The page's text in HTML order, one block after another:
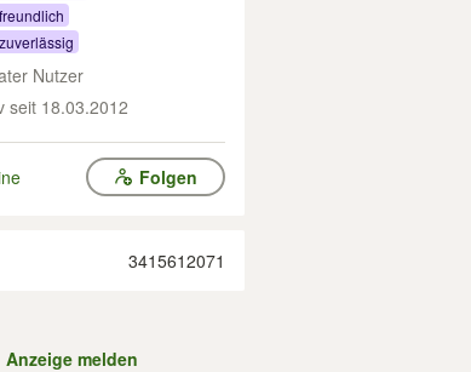
Nutzer
seit 18.03.2012
Folgen
3415612071
Anzeige melden